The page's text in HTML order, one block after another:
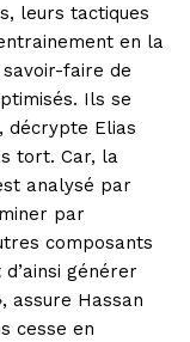
leurs tactiques
en la
faire de
Ils se
décrypte Elias
tort. Car, la
analysé par
par
composants
générer
assure Hassan
cesse en